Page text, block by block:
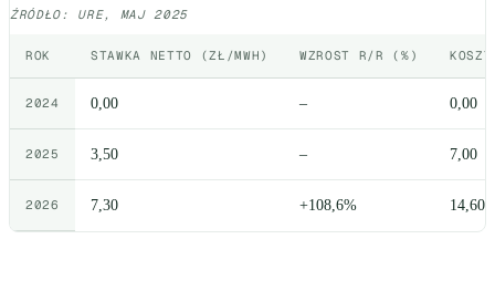
ŹRÓDŁO: URE, MAJ 2025
ROK STAWKA NETTO (ZŁ/MWH) WZROST R/R (%)
2024 0,00 – 0,00
2025 3,50 – 7,00
2026 7,30 +108,6% 14,60